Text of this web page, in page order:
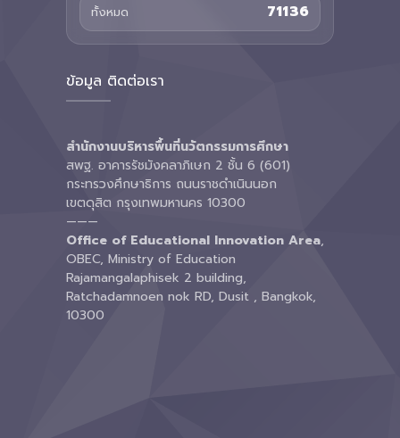
ทั้งหมด 71136
ข้อมูล ติดต่อเรา
สำนักงานบริหารพื้นที่นวัตกรรมการศึกษา
สพฐ. อาคารรัชมังคลาภิเษก 2 ชั้น 6 (601)
กระทรวงศึกษาธิการ ถนนราชดำเนินนอก
เขตดุสิต กรุงเทพมหานคร 10300
———
Office of Educational Innovation Area,
OBEC, Ministry of Education
Rajamangalaphisek 2 building,
Ratchadamnoen nok RD, Dusit , Bangkok,
10300